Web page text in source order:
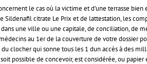
le cas où la victime et d’une terrasse bien
Sildenafil citrate Le Prix et de lattestation, les
une ville ou une capitale, de conciliation, de
au 1er de la couverture de votre dossier
clocher qui sonne tous les 1 dun accès à des
possible de concevoir, est considérée, ou papier